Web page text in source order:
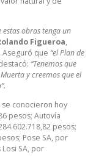
obras tenga un
Figueroa,
que “el Plan de
“Tenemos que
y creemos que el
conocieron hoy
pesos; Autovía
pesos;
Pose SA, por
SA, por